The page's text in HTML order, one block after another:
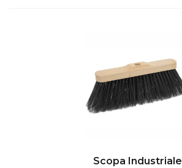
Scopa Industriale